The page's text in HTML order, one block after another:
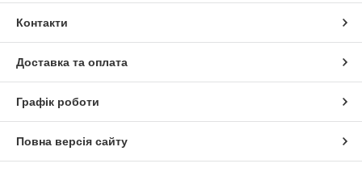
Контакти
Доставка та оплата
Графік роботи
Повна версія сайту